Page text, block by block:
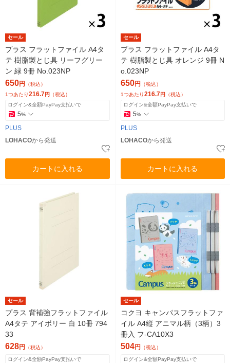
セール
プラス フラットファイル A4タ
テ 樹脂製とじ具 リーフグリー
ン 緑 9冊 No.023NP
650円 （税込）
1つあたり216.7円 （税込）
ログイン&全額PayPay支払いで
5%
PLUS
LOHACOから発送
カートに入れる
セール
プラス フラットファイル A4タ
テ 樹脂製とじ具 オレンジ 9冊 N
o.023NP
650円 （税込）
1つあたり216.7 円 （税込）
ログイン&全額PayPay支払いで
5%
PLUS
LOHACOから発送
カートに入れる
セール
プラス 背補強フラットファイル
A4タテ アイボリー 白 10冊 794
33
628円 （税込）
ログイン&全額PayPay支払いで
セール
コクヨ キャンパスフラットファ
イル A4縦 アニマル柄（3柄）3
冊入 フ-CA10X3
504円 （税込）
ログイン&全額PayPay支払いで